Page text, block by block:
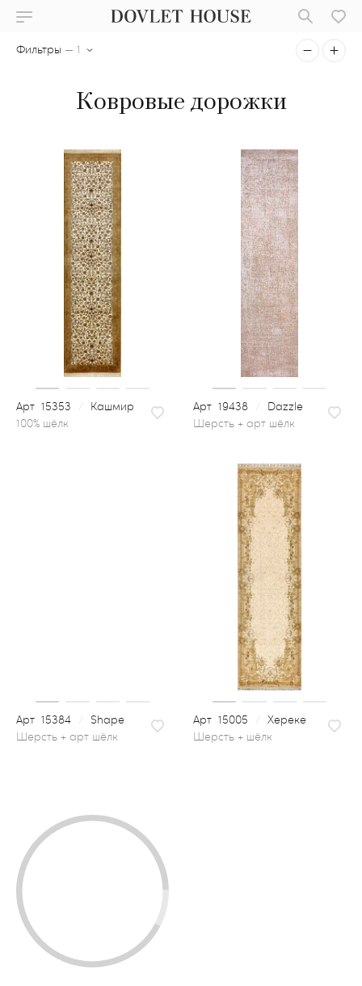
Фильтры — 1
Ковровые дорожки
15353 Кашмир 19438
Dazzle
шерсть + арт шёлк
15384 Shape 15005
Хереке
шерсть + шёлк